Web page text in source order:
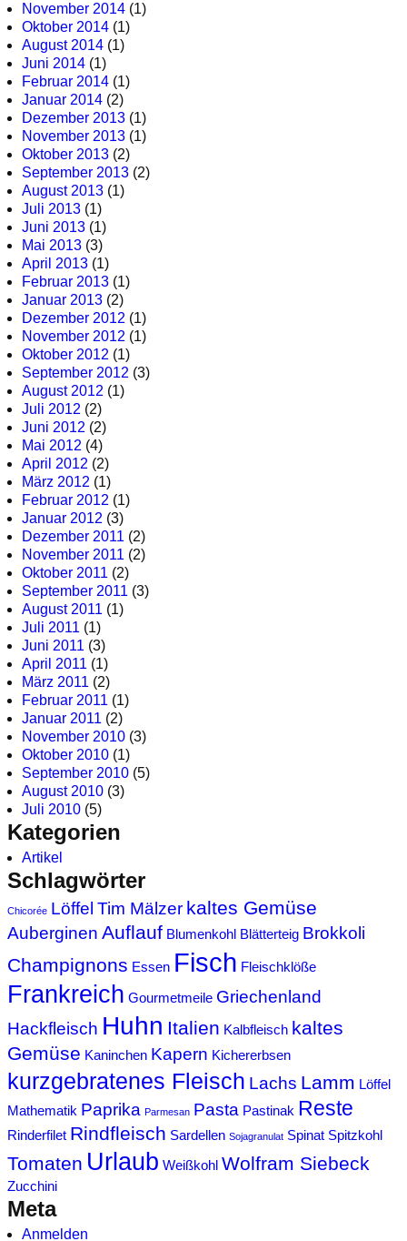
November 2014 (1)
Oktober 2014 (1)
August 2014 (1)
Juni 2014 (1)
Februar 2014 (1)
Januar 2014 (2)
Dezember 2013 (1)
November 2013 (1)
Oktober 2013 (2)
September 2013 (2)
August 2013 (1)
Juli 2013 (1)
Juni 2013 (1)
Mai 2013 (3)
April 2013 (1)
Februar 2013 (1)
Januar 2013 (2)
Dezember 2012 (1)
November 2012 (1)
Oktober 2012 (1)
September 2012 (3)
August 2012 (1)
Juli 2012 (2)
Juni 2012 (2)
Mai 2012 (4)
April 2012 (2)
März 2012 (1)
Februar 2012 (1)
Januar 2012 (3)
Dezember 2011 (2)
November 2011 (2)
Oktober 2011 (2)
September 2011 (3)
August 2011 (1)
Juli 2011 (1)
Juni 2011 (3)
April 2011 (1)
März 2011 (2)
Februar 2011 (1)
Januar 2011 (2)
November 2010 (3)
Oktober 2010 (1)
September 2010 (5)
August 2010 (3)
Juli 2010 (5)
Kategorien
Artikel
Schlagwörter
Chicorée Löffel Tim Mälzer kaltes Gemüse
Auberginen Auflauf Blumenkohl Blätterteig Brokkoli
Champignons Essen Fisch Fleischklöße
Frankreich Gourmetmeile Griechenland
Hackfleisch Huhn Italien Kalbfleisch kaltes
Gemüse Kaninchen Kapern Kichererbsen
kurzgebratenes Fleisch Lachs Lamm Löffel
Mathematik Paprika Parmesan Pasta Pastinak Reste
Rinderfilet Rindfleisch Sardellen Sojagranulat Spinat Spitzkohl
Tomaten Urlaub Weißkohl Wolfram Siebeck
Zucchini
Meta
Anmelden